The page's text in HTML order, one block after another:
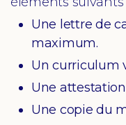
Une lettre de
maximum.
Un curriculum
Une
Une copie du